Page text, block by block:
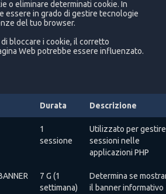
o eliminare determinati cookie. In
essere in grado di gestire tecnologie
del tuo browser.
bloccare i cookie, il corretto
Web potrebbe essere influenzato.
Durata Descrizione
1
sessione
Utilizzato per
sessioni nelle
applicazioni PHP
7 G (1
settimana)
Determina se
il banner informativo